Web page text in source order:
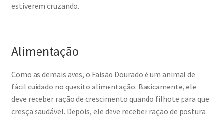
estiverem cruzando.
Alimentação
Como as demais aves, o Faisão Dourado é um animal de
fácil cuidado no quesito alimentação. Basicamente, ele
deve receber ração de crescimento quando filhote para que
cresça saudável. Depois, ele deve receber ração de postura